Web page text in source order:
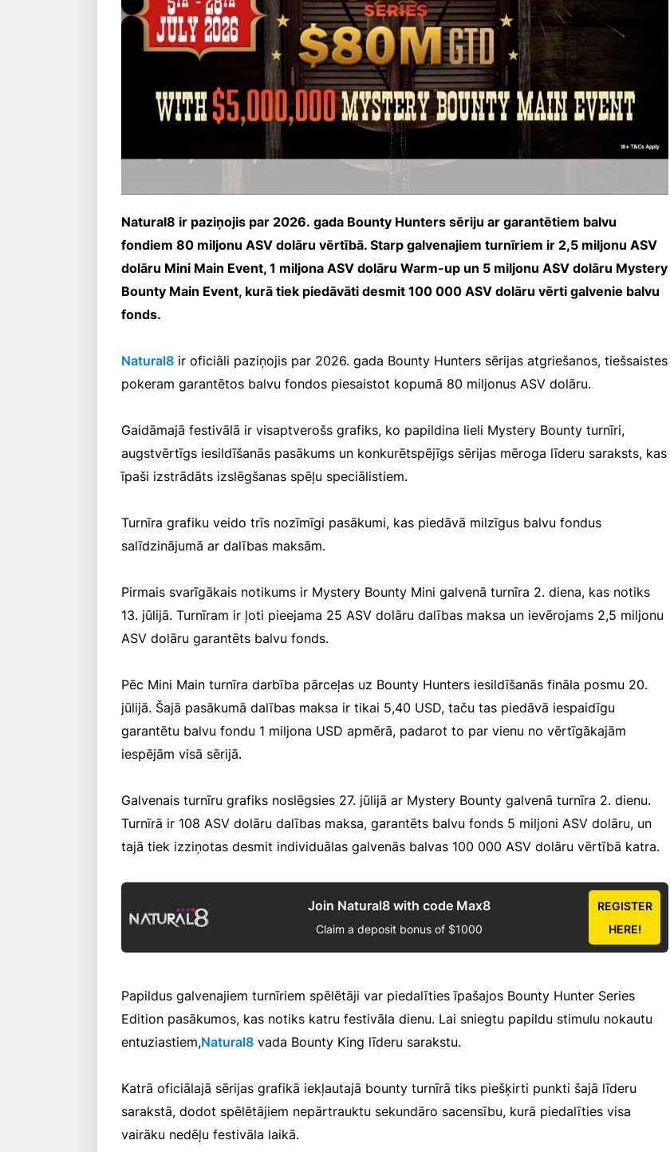
Natural8 ir paziņojis par 2026. gada Bounty Hunters sēriju ar garantētiem balvu
fondiem 80 miljonu ASV dolāru vērtībā. Starp galvenajiem turnīriem ir 2,5 miljonu ASV
dolāru Mini Main Event, 1 miljona ASV dolāru Warm-up un 5 miljonu ASV dolāru Mystery
Bounty Main Event, kurā tiek piedāvāti desmit 100 000 ASV dolāru vērti galvenie balvu
fonds.
Natural8 ir oficiāli paziņojis par 2026. gada Bounty Hunters sērijas atgriešanos, tiešsaistes
pokeram garantētos balvu fondos piesaistot kopumā 80 miljonus ASV dolāru.
Gaidāmajā festivālā ir visaptverošs grafiks, ko papildina lieli Mystery Bounty turnīri,
augstvērtīgs iesildīšanās pasākums un konkurētspējīgs sērijas mēroga līderu saraksts, kas
īpaši izstrādāts izslēgšanas spēļu speciālistiem.
Turnīra grafiku veido trīs nozīmīgi pasākumi, kas piedāvā milzīgus balvu fondus
salīdzinājumā ar dalības maksām.
Pirmais svarīgākais notikums ir Mystery Bounty Mini galvenā turnīra 2. diena, kas notiks
13. jūlijā. Turnīram ir ļoti pieejama 25 ASV dolāru dalības maksa un ievērojams 2,5 miljonu
ASV dolāru garantēts balvu fonds.
Pēc Mini Main turnīra darbība pārceļas uz Bounty Hunters iesildīšanās fināla posmu 20.
jūlijā. Šajā pasākumā dalības maksa ir tikai 5,40 USD, taču tas piedāvā iespaidīgu
garantētu balvu fondu 1 miljona USD apmērā, padarot to par vienu no vērtīgākajām
iespējām visā sērijā.
Galvenais turnīru grafiks noslēgsies 27. jūlijā ar Mystery Bounty galvenā turnīra 2. dienu.
Turnīrā ir 108 ASV dolāru dalības maksa, garantēts balvu fonds 5 miljoni ASV dolāru, un
tajā tiek izziņotas desmit individuālas galvenās balvas 100 000 ASV dolāru vērtībā katra.
Join Natural8 with code Max8
Claim a deposit bonus of $1000
REGISTER
HERE!
Papildus galvenajiem turnīriem spēlētāji var piedalīties īpašajos Bounty Hunter Series
Edition pasākumos, kas notiks katru festivāla dienu. Lai sniegtu papildu stimulu nokautu
entuziastiem,Natural8 vada Bounty King līderu sarakstu.
Katrā oficiālajā sērijas grafikā iekļautajā bounty turnīrā tiks piešķirti punkti šajā līderu
sarakstā, dodot spēlētājiem nepārtrauktu sekundāro sacensību, kurā piedalīties visa
vairāku nedēļu festivāla laikā.